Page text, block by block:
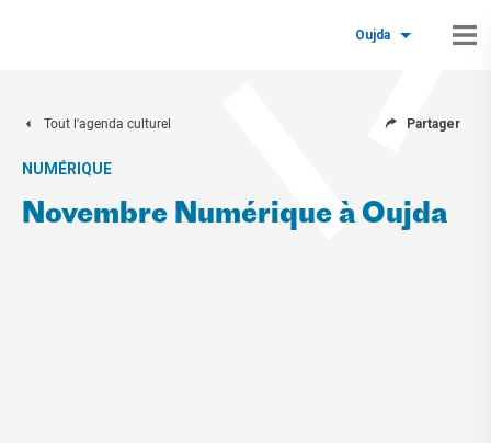
Oujda
Tout l'agenda culturel Partager
NUMÉRIQUE
Novembre Numérique à Oujda